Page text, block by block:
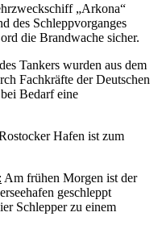
„Arkona“
des Schleppvorganges
die Brandwache sicher.
Tankers wurden aus dem
Fachkräfte der Deutschen
Bedarf eine
Hafen ist zum
Am frühen Morgen ist der
geschleppt
Schlepper zu einem